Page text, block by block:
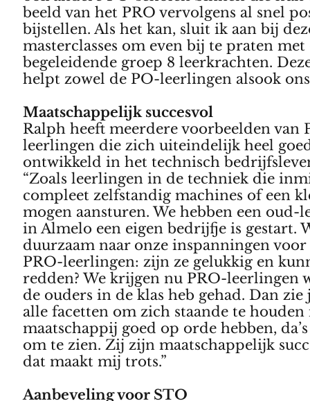
beeld van het PRO vervolgens al snel
bijstellen. Als het kan, sluit ik aan bij
masterclasses om even bij te praten met
begeleidende groep 8 leerkrachten.
helpt zowel de PO-leerlingen alsook
Maatschappelijk succesvol
Ralph heeft meerdere voorbeelden van
leerlingen die zich uiteindelijk heel
ontwikkeld in het technisch
“Zoals leerlingen in de techniek die
compleet zelfstandig machines of een
mogen aansturen. We hebben een oud-
in Almelo een eigen bedrijfje is gestart.
duurzaam naar onze inspanningen voor
PRO-leerlingen: zijn ze gelukkig en
redden? We krijgen nu PRO-leerlingen
de ouders in de klas heb gehad. Dan zie
alle facetten om zich staande te houden
maatschappij goed op orde hebben,
om te zien. Zij zijn maatschappelijk
dat maakt mij trots.”
Aanbeveling voor STO